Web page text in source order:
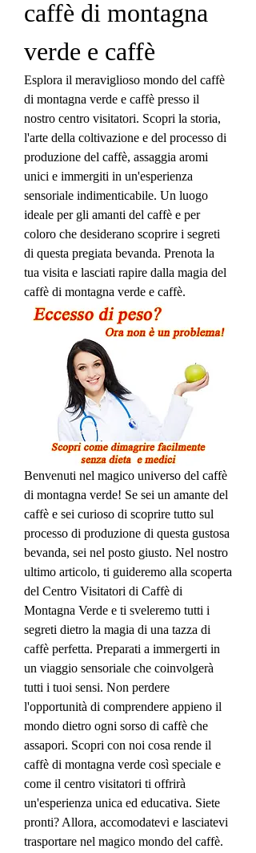
caffè di montagna
verde e caffè
Esplora il meraviglioso mondo del caffè
di montagna verde e caffè presso il
nostro centro visitatori. Scopri la storia,
l'arte della coltivazione e del processo di
produzione del caffè, assaggia aromi
unici e immergiti in un'esperienza
sensoriale indimenticabile. Un luogo
ideale per gli amanti del caffè e per
coloro che desiderano scoprire i segreti
di questa pregiata bevanda. Prenota la
tua visita e lasciati rapire dalla magia del
caffè di montagna verde e caffè.
Benvenuti nel magico universo del caffè
di montagna verde! Se sei un amante del
caffè e sei curioso di scoprire tutto sul
processo di produzione di questa gustosa
bevanda, sei nel posto giusto. Nel nostro
ultimo articolo, ti guideremo alla scoperta
del Centro Visitatori di Caffè di
Montagna Verde e ti sveleremo tutti i
segreti dietro la magia di una tazza di
caffè perfetta. Preparati a immergerti in
un viaggio sensoriale che coinvolgerà
tutti i tuoi sensi. Non perdere
l'opportunità di comprendere appieno il
mondo dietro ogni sorso di caffè che
assapori. Scopri con noi cosa rende il
caffè di montagna verde così speciale e
come il centro visitatori ti offrirà
un'esperienza unica ed educativa. Siete
pronti? Allora, accomodatevi e lasciatevi
trasportare nel magico mondo del caffè.